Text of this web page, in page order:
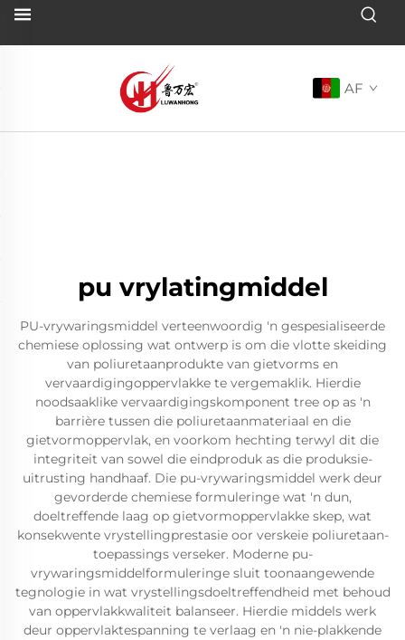
AF
pu vrylatingmiddel
PU-vrywaringsmiddel verteenwoordig 'n gespesialiseerde
chemiese oplossing wat ontwerp is om die vlotte skeiding
van poliuretaanprodukte van gietvorms en
vervaardigingoppervlakke te vergemaklik. Hierdie
noodsaaklike vervaardigingskomponent tree op as 'n
barrière tussen die poliuretaanmateriaal en die
gietvormoppervlak, en voorkom hechting terwyl dit die
integriteit van sowel die eindproduk as die produksie-
uitrusting handhaaf. Die pu-vrywaringsmiddel werk deur
gevorderde chemiese formuleringe wat 'n dun,
doeltreffende laag op gietvormoppervlakke skep, wat
konsekwente vrystellingprestasie oor verskeie poliuretaan-
toepassings verseker. Moderne pu-
vrywaringsmiddelformuleringe sluit toonaangewende
tegnologie in wat vrystellingsdoeltreffendheid met behoud
van oppervlakkwaliteit balanseer. Hierdie middels werk
deur oppervlaktespanning te verlaag en 'n nie-plakkende